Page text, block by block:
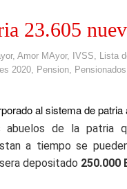
23.605
,Amor MAyor, IVSS Lista
2020 Pension Pensionados
al sistema de patria
abuelos de la patria
a tiempo se
depositado 250.000